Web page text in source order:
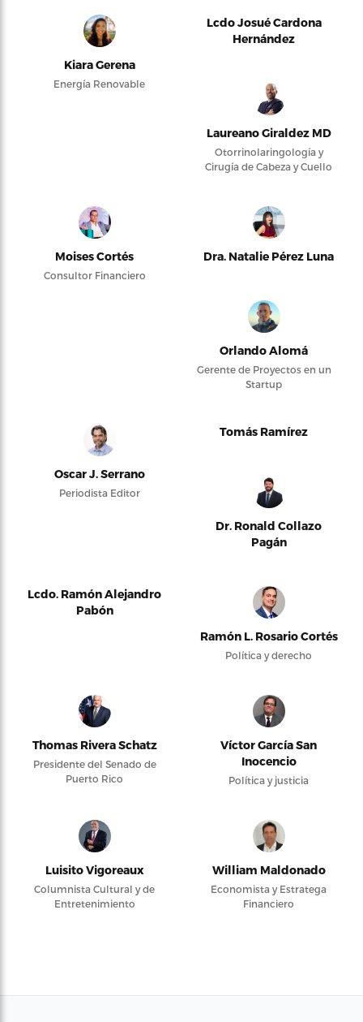
Kiara Gerena
Energía Renovable
Lcdo Josué Cardona
Hernández
Laureano Giraldez MD
Otorrinolaringología y
Cirugía de Cabeza y Cuello
Moises Cortés
Consultor Financiero
Dra. Natalie Pérez Luna
Orlando Alomá
Gerente de Proyectos en un
Startup
Oscar J. Serrano
Periodista Editor
Tomás Ramírez
Dr. Ronald Collazo
Pagán
Lcdo. Ramón Alejandro
Pabón
Ramón L. Rosario Cortés
Política y derecho
Thomas Rivera Schatz
Presidente del Senado de
Puerto Rico
Víctor García San
Inocencio
Política y justicia
Luisito Vigoreaux
Columnista Cultural y de
Entretenimiento
William Maldonado
Economista y Estratega
Financiero